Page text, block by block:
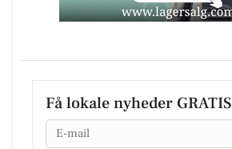
Få lokale nyheder GRATIS
Email